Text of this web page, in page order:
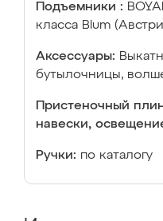
Подъемники :
класса Blum
Аксессуары:
бутылочницы,
Пристеночный
навески,
Ручки: по каталогу